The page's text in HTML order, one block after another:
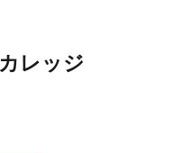
レッジ